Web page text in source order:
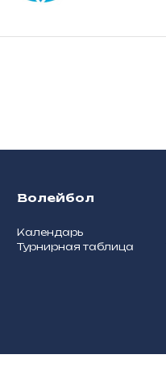
Волейбол
Календарь
Турнирная таблица